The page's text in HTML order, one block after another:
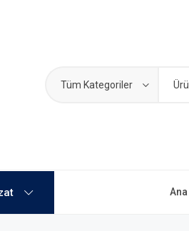
Tüm Kategoriler